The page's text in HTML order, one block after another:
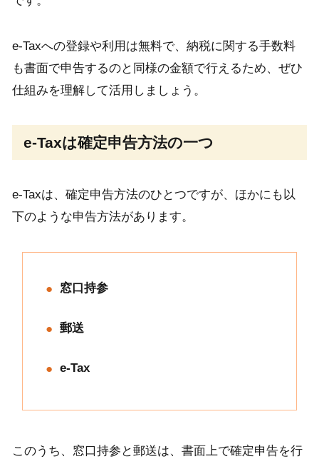
e-Taxへの登録や利用は無料で、納税に関する手数料
も書面で申告するのと同様の金額で行えるため、ぜひ
仕組みを理解して活用しましょう。
e-Taxは確定申告方法の一つ
e-Taxは、確定申告方法のひとつですが、ほかにも以
下のような申告方法があります。
窓口持参
郵送
e-Tax
このうち、窓口持参と郵送は、書面上で確定申告を行